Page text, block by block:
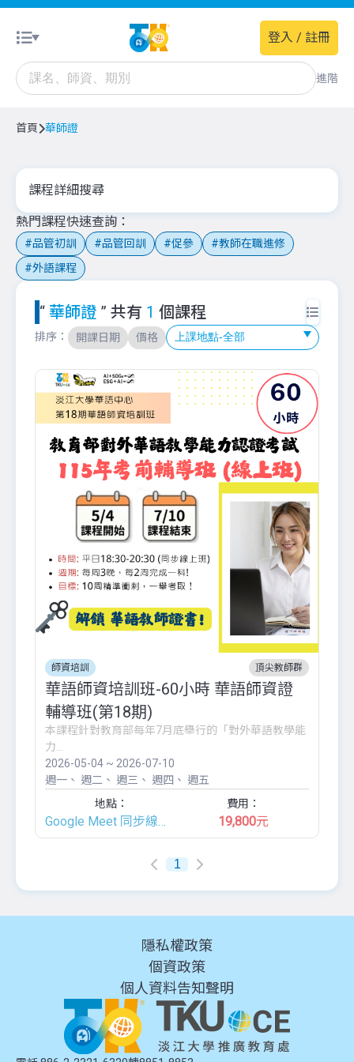
進階
登入 / 註冊
首頁 華師證
課程詳細搜尋
熱門課程快速查詢
品管初訓 品管回訓 促參
教師在職進修
外語課程
“ 華師證 ” 共有 1 個課程
排序： 開課日期 價格
師資培訓 頂尖教師群
華語師資培訓班-60小時 華語師資證
輔導班(第18期)
本課程針對教育部每年7月底舉行的「對外華語教學能
力...
2026-05-04 ~ 2026-07-10
週一
週二 週三 週四
週五
地點：
Google Meet 同步線上班
費用：
19,800元
1
隱私權政策
個資政策
個人資料告知聲明